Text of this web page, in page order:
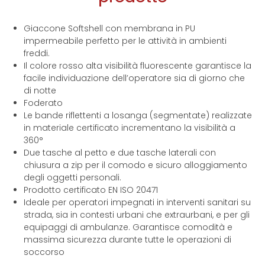
Giaccone Softshell con membrana in PU
impermeabile perfetto per le attività in ambienti
freddi.
Il colore rosso alta visibilità fluorescente garantisce la
facile individuazione dell’operatore sia di giorno che
di notte
Foderato
Le bande riflettenti a losanga (segmentate) realizzate
in materiale certificato incrementano la visibilità a
360°
Due tasche al petto e due tasche laterali con
chiusura a zip per il comodo e sicuro alloggiamento
degli oggetti personali.
Prodotto certificato EN ISO 20471
Ideale per operatori impegnati in interventi sanitari su
strada, sia in contesti urbani che extraurbani, e per gli
equipaggi di ambulanze. Garantisce comodità e
massima sicurezza durante tutte le operazioni di
soccorso